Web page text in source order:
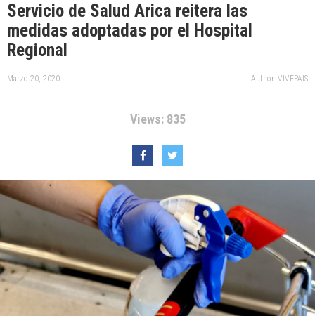
Servicio de Salud Arica reitera las
medidas adoptadas por el Hospital
Regional
Marzo 20, 2020 Author: VIVEPAIS
Views: 835